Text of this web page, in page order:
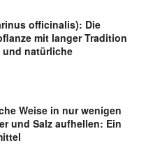
officinalis): Die
mit langer Tradition
natürliche
Weise in nur wenigen
und Salz aufhellen: Ein